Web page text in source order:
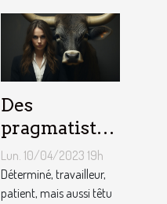
Des
pragmatistes
imaginatifs
et patients :
comment
Lun. 10/04/2023 19h
Déterminé, travailleur,
patient, mais aussi têtu